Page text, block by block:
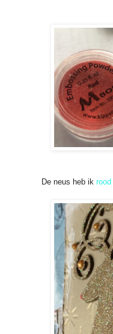
De neus heb ik rood